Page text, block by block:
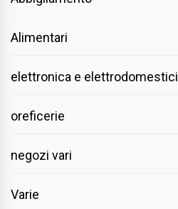
Alimentari
elettronica e elettrodomestici
oreficerie
negozi vari
Varie